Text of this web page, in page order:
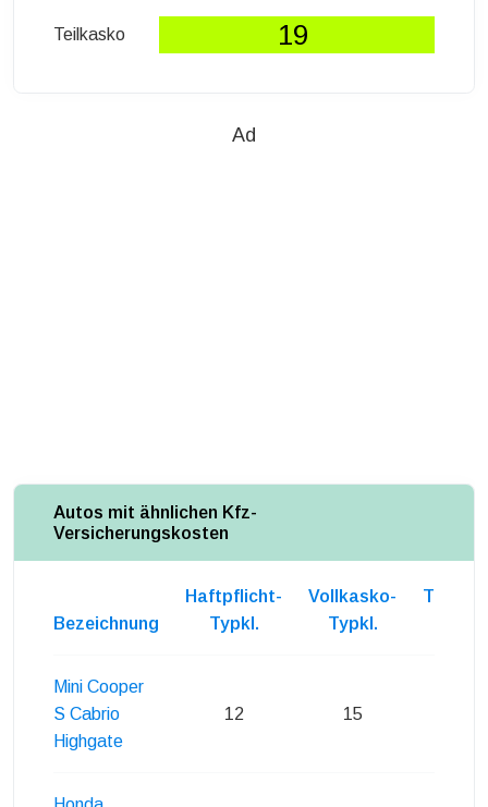
Teilkasko 19
Ad
Autos mit ähnlichen Kfz-
Versicherungskosten
Bezeichnung
Haftpflicht-
Typkl.
Vollkasko-
Typkl.
Mini Cooper
S Cabrio
Highgate
12 15